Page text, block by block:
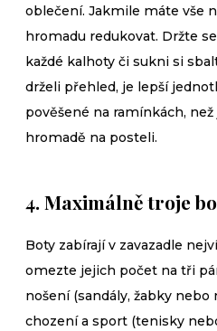
oblečení. Jakmile máte vše
hromadu redukovat. Držte
každé kalhoty či sukni si
drželi přehled, je lepší
pověšené na ramínkách,
hromadě na posteli.
4. Maximálně troje
Boty zabírají v zavazadle
omezte jejich počet na tři
nošení (sandály, žabky nebo
chození a sport (tenisky